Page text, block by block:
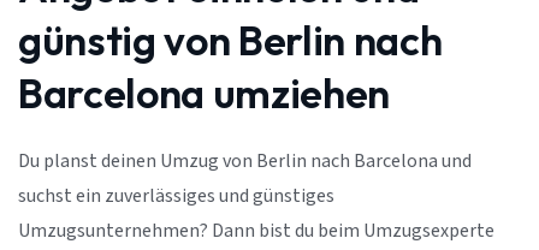
günstig von Berlin nach
Barcelona umziehen
Du planst deinen Umzug von Berlin nach Barcelona und
suchst ein zuverlässiges und günstiges
Umzugsunternehmen? Dann bist du beim Umzugsexperte